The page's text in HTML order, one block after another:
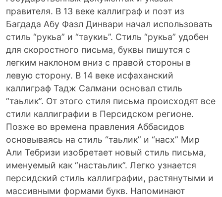
правителя. В 13 веке каллиграф и поэт из
Багдада Абу Фазл Динвари начал использовать
стиль “рукьа” и “таукиь”. Стиль “рукьа” удобен
для скоростного письма, буквы пишутся с
легким наклоном вниз с правой стороны в
левую сторону. В 14 веке исфаханский
каллиграф Тадж Салмани основал стиль
“таьлик”. От этого стиля письма происходят все
стили каллиграфии в Персидском регионе.
Позже во времена правления Аббасидов
основываясь на стиль “таьлик” и “насх” Мир
Али Тебризи изобретает новый стиль письма,
именуемый как “настаьлик”. Легко узнается
персидский стиль каллиграфии, растянутыми и
массивными формами букв. Напоминают